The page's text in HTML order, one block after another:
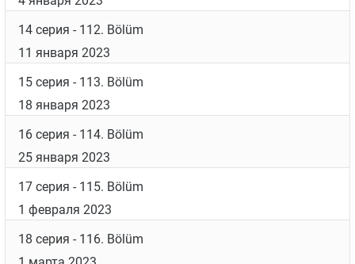
9 серия
- 107. Bölüm
7 декабря 2022
10 серия
- 108. Bölüm
14 декабря 2022
11 серия
- 109. Bölüm
21 декабря 2022
12 серия
- 110. Bölüm
28 декабря 2022
13 серия
- 111. Bölüm
4 января 2023